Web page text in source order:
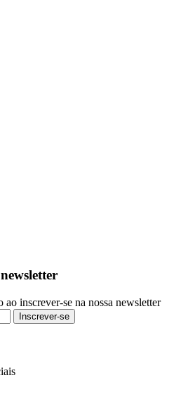
inscrever-se na nossa newsletter
Inscrever-se